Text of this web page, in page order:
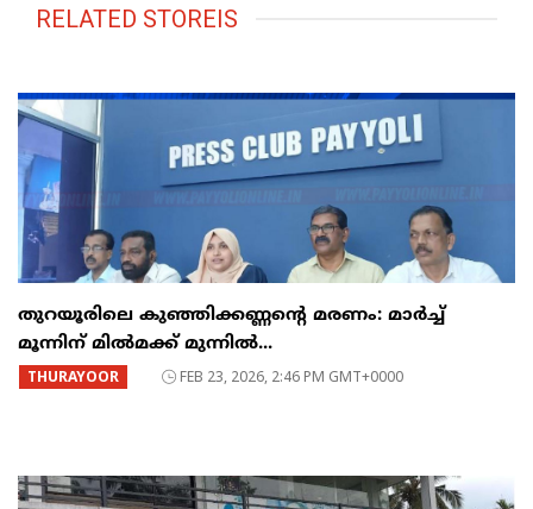
RELATED STOREIS
തുറയൂരിലെ കുഞ്ഞിക്കണ്ണന്റെ മരണം: മാർച്ച്‌
മൂന്നിന് മിൽമക്ക് മുന്നിൽ...
THURAYOOR FEB 23, 2026, 2:46 PM GMT+0000